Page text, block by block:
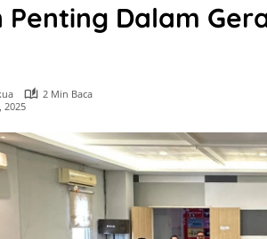
Penting Dalam
2 Min Baca
2025